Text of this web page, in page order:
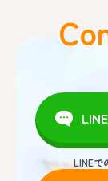
LINEで